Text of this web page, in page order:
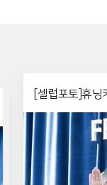
[셀럽포토]휴닝